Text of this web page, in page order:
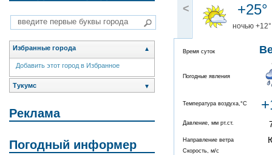
Избранные города ▲
Добавить этот город в Избранное
Тукумс ▼
Реклама
Погодный информер
< +25°
ночью +12°
Время суток
Погодные явления
Температура воздуха,°C
Давление, мм рт.ст.
Направление ветра
Скорость, м/с